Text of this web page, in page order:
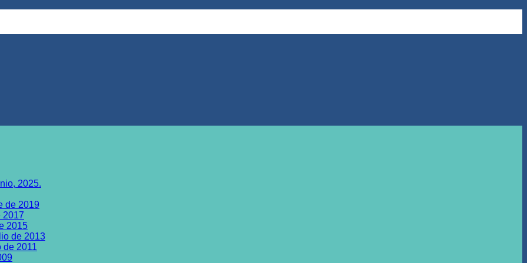
2025.
de 2019
2017
2015
de 2013
de 2011